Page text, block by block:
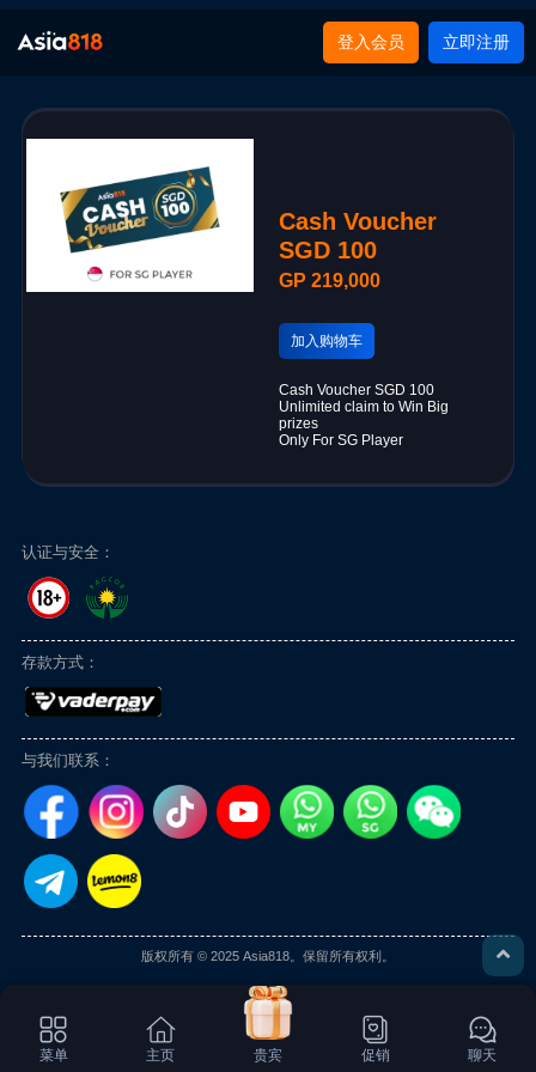
登入会员 立即注册
Cash Voucher
SGD 100
GP 219,000
加入购物车
Cash Voucher SGD 100
Unlimited claim to Win Big
prizes
Only For SG Player
认证与安全：
存款方式：
与我们联系：
版权所有 © 2025 Asia818。保留所有权利。
菜单 主页 贵宾 促销 聊天